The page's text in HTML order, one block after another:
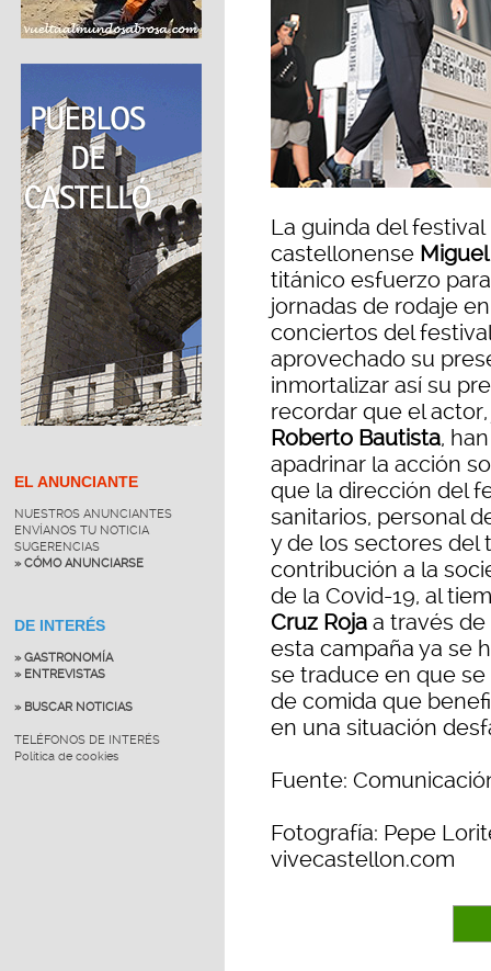
EL ANUNCIANTE
NUESTROS ANUNCIANTES
ENVÍANOS TU NOTICIA
SUGERENCIAS
» CÓMO ANUNCIARSE
DE INTERÉS
» GASTRONOMÍA
» ENTREVISTAS
» BUSCAR NOTICIAS
TELÉFONOS DE INTERÉS
Política de cookies
La guinda del
castellonense
titánico esfuerzo
jornadas de rodaje
conciertos del
aprovechado su
inmortalizar así su
recordar que el
Roberto Bautista,
apadrinar la acción
que la dirección del
sanitarios, personal
y de los sectores del
contribución a la
de la Covid-19, al
Cruz Roja a través de
esta campaña ya se
se traduce en que
de comida que
en una situación
Fuente:
Fotografía: Pepe
vivecastellon.com